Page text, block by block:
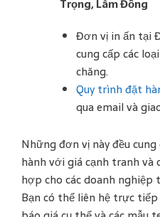
Trọng, Lâm Đồng
Đơn vị in ấn tại
cung cấp các
chăng.
Quy trình đặt
qua email và
Những đơn vị này đều
hành với giá cạnh tranh
hợp cho các doanh nghiệp
Bạn có thể liên hệ trực